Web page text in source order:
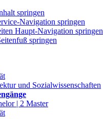
springen
Navigation springen
Haupt-Navigation springen
springen
und Sozialwissenschaften
| 2 Master